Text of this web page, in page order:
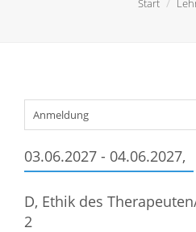
Start
Anmeldung
03.06.2027 - 04.06.2027,
D, Ethik des
2